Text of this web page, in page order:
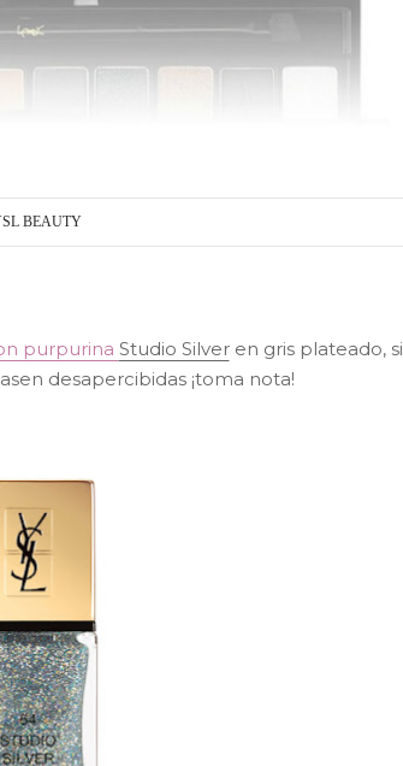
BEAUTY
purpurina Studio Silveren gris plateado, si
desapercibidas ¡toma nota!